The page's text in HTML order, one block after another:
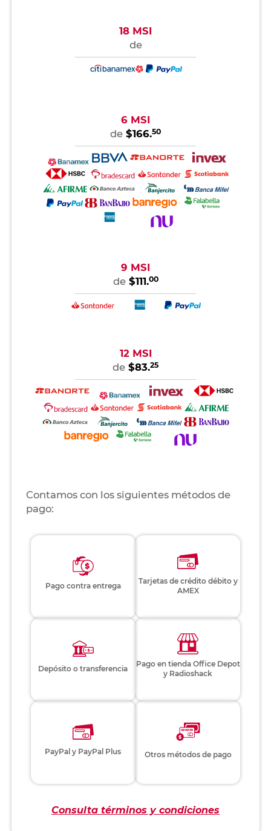
18 MSI
de
6 MSI
de $166.50
9 MSI
de $111.00
12 MSI
de $83.25
Contamos con los siguientes métodos de
pago:
Pago contra entrega
Tarjetas de crédito débito y
AMEX
Depósito o transferencia
Pago en tienda Office Depot
y Radioshack
PayPal y PayPal Plus Otros métodos de pago
Consulta términos y condiciones